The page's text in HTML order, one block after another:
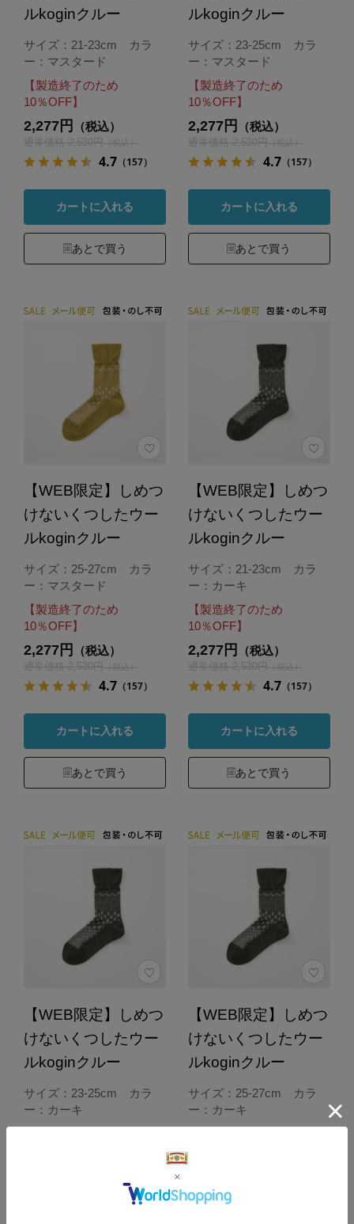
ルkoginクルー
サイズ：21-23cm カラ
ー：マスタード
【製造終了のため
10％OFF】
2,277円 （税込）
通常価格 2,530円 （税込）
4.7（157）
カートに入れる
あとで買う
ルkoginクルー
サイズ：23-25cm カラ
ー：マスタード
【製造終了のため
10％OFF】
2,277円 （税込）
通常価格 2,530円 （税込）
4.7（157）
カートに入れる
あとで買う
【WEB限定】しめつ
けないくつしたウー
ルkoginクルー
サイズ：25-27cm カラ
ー：マスタード
【製造終了のため
10％OFF】
2,277円 （税込）
通常価格 2,530円 （税込）
4.7（157）
カートに入れる
あとで買う
【WEB限定】しめつ
けないくつしたウー
ルkoginクルー
サイズ：21-23cm カラ
ー：カーキ
【製造終了のため
10％OFF】
2,277円 （税込）
通常価格 2,530円 （税込）
4.7（157）
カートに入れる
あとで買う
【WEB限定】しめつ
けないくつしたウー
ルkoginクルー
サイズ：23-25cm カラ
ー：カーキ
（税込）
【WEB限定】しめつ
けないくつしたウー
ルkoginクルー
サイズ：25-27cm カラ
ー：カーキ
10％OFF】
通常価格 2,530円